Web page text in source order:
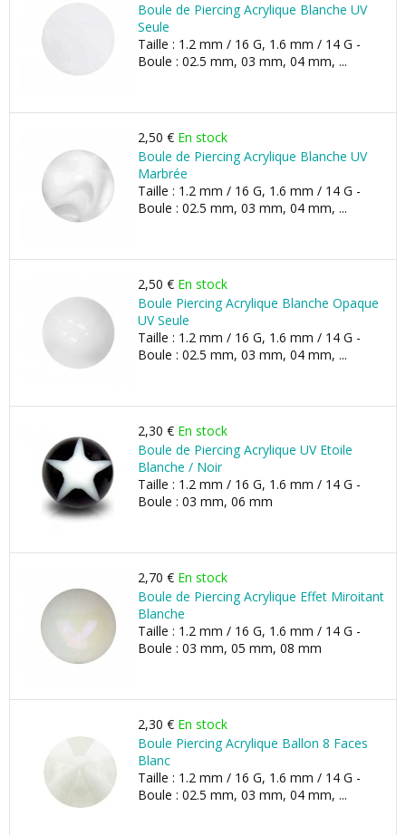
Boule de Piercing Acrylique Blanche UV
Seule
Taille : 1.2 mm / 16 G, 1.6 mm / 14 G -
Boule : 02.5 mm, 03 mm, 04 mm, ...
2,50 € En stock
Boule de Piercing Acrylique Blanche UV
Marbrée
Taille : 1.2 mm / 16 G, 1.6 mm / 14 G -
Boule : 02.5 mm, 03 mm, 04 mm, ...
2,50 € En stock
Boule Piercing Acrylique Blanche Opaque
UV Seule
Taille : 1.2 mm / 16 G, 1.6 mm / 14 G -
Boule : 02.5 mm, 03 mm, 04 mm, ...
2,30 € En stock
Boule de Piercing Acrylique UV Etoile
Blanche / Noir
Taille : 1.2 mm / 16 G, 1.6 mm / 14 G -
Boule : 03 mm, 06 mm
2,70 € En stock
Boule de Piercing Acrylique Effet Miroitant
Blanche
Taille : 1.2 mm / 16 G, 1.6 mm / 14 G -
Boule : 03 mm, 05 mm, 08 mm
2,30 € En stock
Boule Piercing Acrylique Ballon 8 Faces
Blanc
Taille : 1.2 mm / 16 G, 1.6 mm / 14 G -
Boule : 02.5 mm, 03 mm, 04 mm, ...